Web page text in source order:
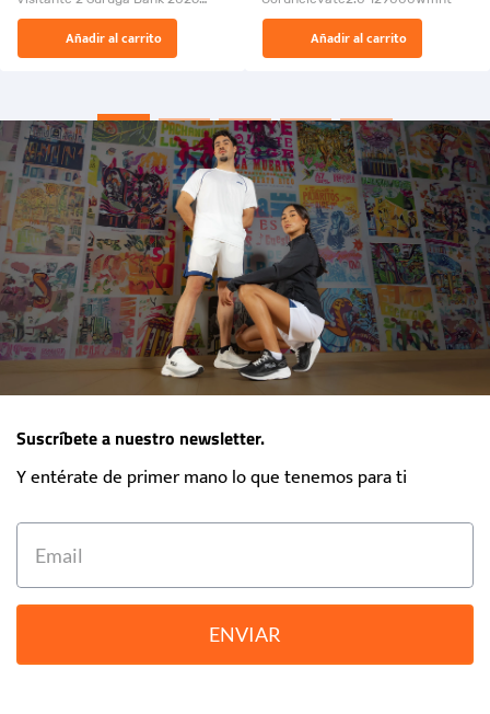
El Rugido del Sol Naciente:
“Primeros para la Et...
Añadir al carrito Añadir al carrito
Suscríbete a nuestro newsletter.
Y entérate de primer mano lo que tenemos para ti
ENVIAR